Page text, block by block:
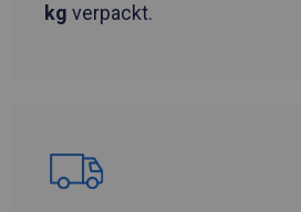
kg verpackt.